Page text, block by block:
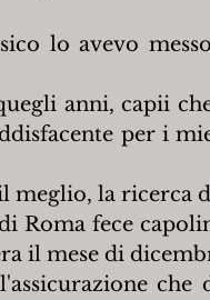
lo avevo
anni, capii
per i
meglio, la ricerca
Roma fece
il mese di
che